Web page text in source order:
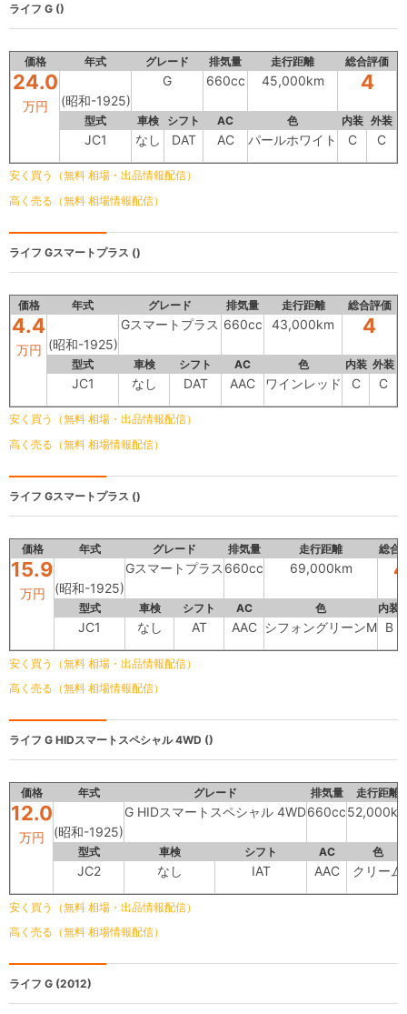
ライフ G ()
価格 年式 グレード 排気量 走行距離 総合評価
24.0
万円 (昭和-1925)
G 660cc 45,000km 4
型式 車検 シフト AC 色 内装 外装
JC1 なし DAT AC パールホワイト C C
安く買う（無料 相場・出品情報配信）
高く売る（無料 相場情報配信）
ライフ Gスマートプラス ()
価格 年式 グレード 排気量 走行距離 総合評価
4.4
万円 (昭和-1925)
Gスマートプラス 660cc 43,000km 4
型式 車検 シフト AC 色 内装 外装
JC1 なし DAT AAC ワインレッド C C
安く買う（無料 相場・出品情報配信）
高く売る（無料 相場情報配信）
ライフ Gスマートプラス ()
価格 年式 グレード 排気量 走行距離 総合
15.9
万円 (昭和-1925)
Gスマートプラス 660cc 69,000km 4
型式 車検 シフト AC 色 内装
JC1 なし AT AAC シフォングリーンM B
安く買う（無料 相場・出品情報配信）
高く売る（無料 相場情報配信）
ライフ G HIDスマートスペシャル 4WD ()
価格 年式 グレード 排気量 走行距離
12.0
万円 (昭和-1925)
G HIDスマートスペシャル 4WD660cc
型式 車検 シフト AC 色
JC2 なし IAT AAC クリーム
安く買う（無料 相場・出品情報配信）
高く売る（無料 相場情報配信）
ライフ G (2012)